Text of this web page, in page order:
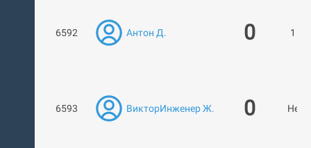
6592 Антон Д. 0 1
6593 ВикторИнженер Ж. 0 Нет